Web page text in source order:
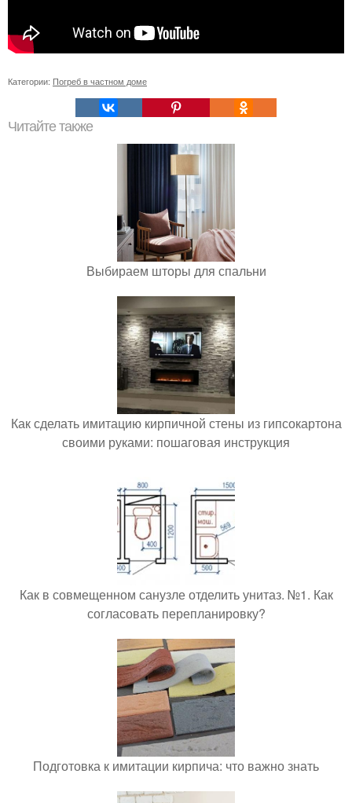
Категории: Погреб в частном доме
Читайте также
Выбираем шторы для спальни
Как сделать имитацию кирпичной стены из гипсокартона
своими руками: пошаговая инструкция
Как в совмещенном санузле отделить унитаз. №1. Как
согласовать перепланировку?
Подготовка к имитации кирпича: что важно знать